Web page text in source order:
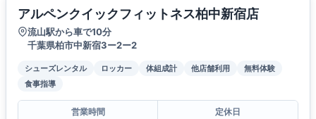
アルペンクイックフィットネス柏中新宿店
流山駅から車で10分
千葉県柏市中新宿3ー2ー2
シューズレンタル ロッカー 体組成計 他店舗利用
無料体験
食事指導
営業時間
定休日